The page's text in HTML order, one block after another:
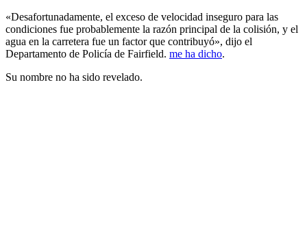
«Desafortunadamente, el exceso de velocidad inseguro para las
condiciones fue probablemente la razón principal de la colisión, y el
agua en la carretera fue un factor que contribuyó», dijo el
Departamento de Policía de Fairfield. me ha dicho.
Su nombre no ha sido revelado.